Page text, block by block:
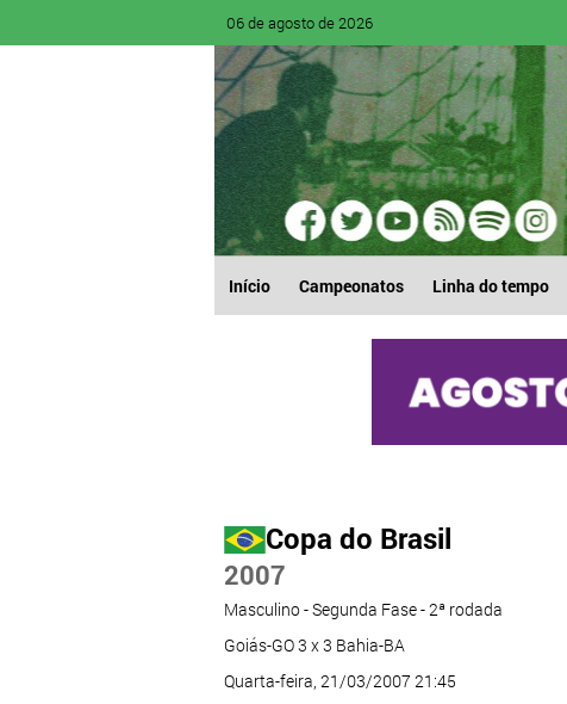
06 de agosto de 2026
Início Campeonatos Linha do tempo
Copa do Brasil
2007
Masculino - Segunda Fase - 2ª rodada
Goiás-GO 3 x 3 Bahia-BA
Quarta-feira, 21/03/2007 21:45